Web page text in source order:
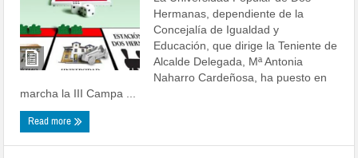
Hermanas, dependiente de la
Concejalía de Igualdad y
Educación, que dirige la Teniente de
Alcalde Delegada, Mª Antonia
Naharro Cardeñosa, ha puesto en
marcha la III Campa ...
Read more